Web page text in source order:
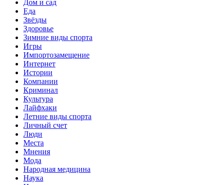
Дом и сад
Еда
Звёзды
Здоровье
Зимние виды спорта
Игры
Импортозамещение
Интернет
Истории
Компании
Криминал
Культура
Лайфхаки
Летние виды спорта
Личный счет
Люди
Места
Мнения
Мода
Народная медицина
Наука